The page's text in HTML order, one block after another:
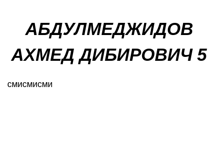
АБДУЛМЕДЖИДОВ
АХМЕД ДИБИРОВИЧ 5
смисмисми